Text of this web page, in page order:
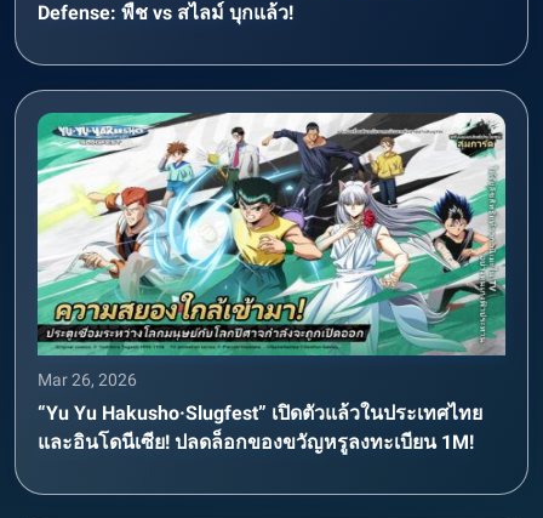
Defense: พืช vs สไลม์ บุกแล้ว!
Mar 26, 2026
“Yu Yu Hakusho·Slugfest” เปิดตัวแล้วในประเทศไทย
และอินโดนีเซีย! ปลดล็อกของขวัญหรูลงทะเบียน 1M!